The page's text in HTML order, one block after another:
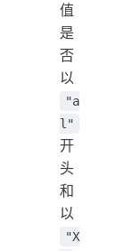
值
是
否
以
"a
l"
开
头
和
以
"X